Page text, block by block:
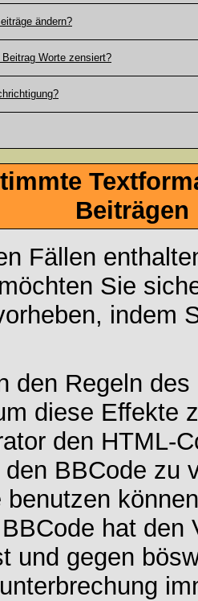
ändern?
Worte zensiert?
Beiträgen
Fällen
Sie
indem
den Regeln
diese Effekte
den HTML-
BBCode zu
benutzen
hat
und gegen